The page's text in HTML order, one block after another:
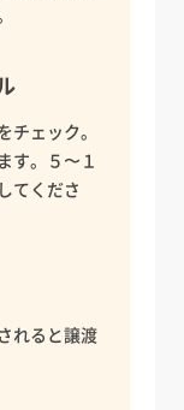
ェック。
す。５〜１
てくださ
れると譲渡